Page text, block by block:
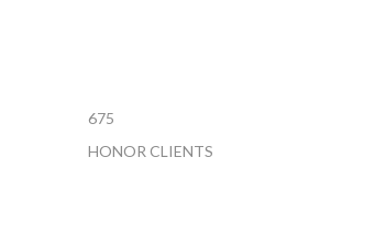
675
HONOR CLIENTS